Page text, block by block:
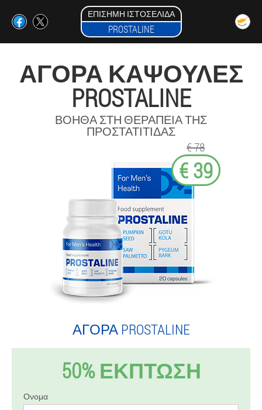
ΕΠΊΣΗΜΗ ΙΣΤΟΣΕΛΊΔΑ
PROSTALINE
ΑΓΟΡΆ ΚΆΨΟΥΛΕΣ
PROSTALINE
ΒΟΗΘΆ ΣΤΗ ΘΕΡΑΠΕΊΑ ΤΗΣ
ΠΡΟΣΤΑΤΊΤΙΔΑΣ
€ 78
€ 39
ΑΓΟΡΆ PROSTALINE
50% ΕΚΠΤΩΣΗ
Ονομα